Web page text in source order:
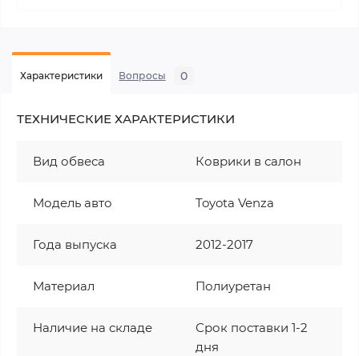
Характеристики Вопросы 0
ТЕХНИЧЕСКИЕ ХАРАКТЕРИСТИКИ
Вид обвеса Коврики в салон
Модель авто Toyota Venza
Года выпуска 2012-2017
Материал Полиуретан
Наличие на складе
Срок поставки 1-2
дня